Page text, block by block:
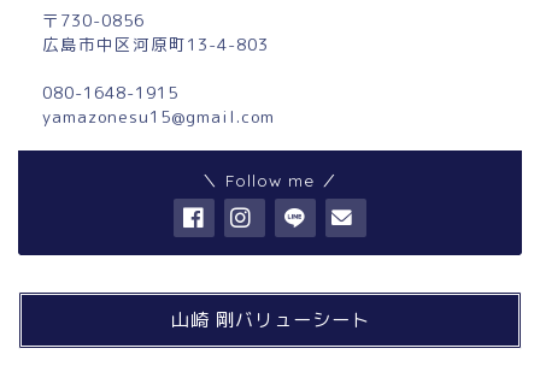
〒730-0856
広島市中区河原町13-4-803
080-1648-1915
yamazonesu15@gmail.com
＼ Follow me ／
山崎 剛バリューシート